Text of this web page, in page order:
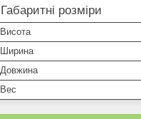
Габаритні розміри
Висота
Ширина
Довжина
Вec